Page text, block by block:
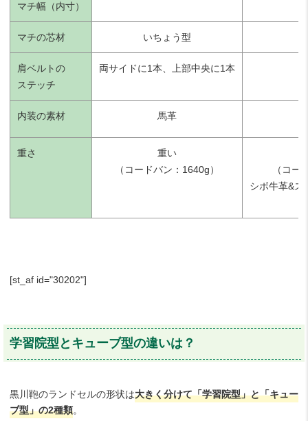
マチ幅（内寸）
マチの芯材 いちょう型
肩ベルトの
ステッチ
両サイドに1本、上部中央に1本
内装の素材 馬革
重さ
重い
（コードバン：1640g）
（コー
シボ牛革&ス
[st_af id="30202"]
学習院型とキューブ型の違いは？
黒川鞄のランドセルの形状は大きく分けて「学習院型」と「キュー
ブ型」の2種類。